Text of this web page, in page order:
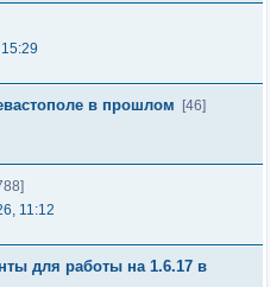
в прошлом
[46]
11:12
для работы на 1.6.17 в